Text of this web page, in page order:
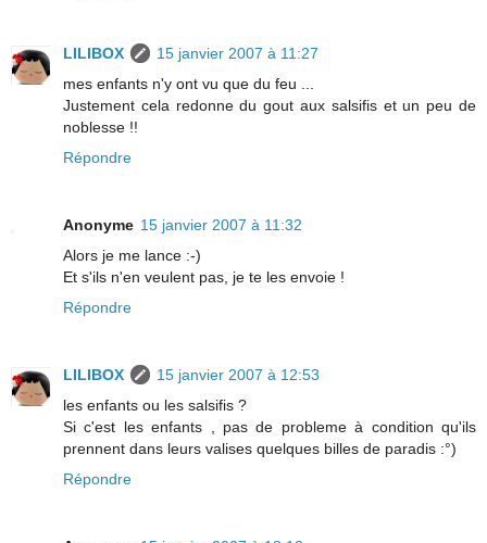
LILIBOX
15 janvier 2007 à 11:27
mes enfants n'y ont vu que du feu ...
Justement cela redonne du gout aux salsifis et un peu de
noblesse !!
Répondre
Anonyme 15 janvier 2007 à 11:32
Alors je me lance :-)
Et s'ils n'en veulent pas, je te les envoie !
Répondre
LILIBOX
15 janvier 2007 à 12:53
les enfants ou les salsifis ?
Si c'est les enfants , pas de probleme à condition qu'ils
prennent dans leurs valises quelques billes de paradis :°)
Répondre